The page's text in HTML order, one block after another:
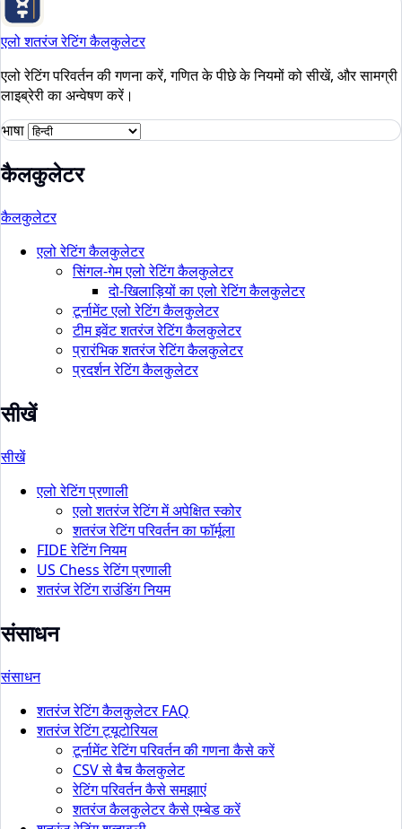
एलो शतरंज रेटिंग कैलकुलेटर
एलो रेटिंग परिवर्तन की गणना करें, गणित के पीछे के नियमों को सीखें, और सामग्री
लाइब्रेरी का अन्वेषण करें।
भाषा
कैलकुलेटर
कैलकुलेटर
एलो रेटिंग कैलकुलेटर
सिंगल-गेम एलो रेटिंग कैलकुलेटर
दो-खिलाड़ियों का एलो रेटिंग कैलकुलेटर
टूर्नामेंट एलो रेटिंग कैलकुलेटर
टीम इवेंट शतरंज रेटिंग कैलकुलेटर
प्रारंभिक शतरंज रेटिंग कैलकुलेटर
प्रदर्शन रेटिंग कैलकुलेटर
सीखें
सीखें
एलो रेटिंग प्रणाली
एलो शतरंज रेटिंग में अपेक्षित स्कोर
शतरंज रेटिंग परिवर्तन का फॉर्मूला
FIDE रेटिंग नियम
US Chess रेटिंग प्रणाली
शतरंज रेटिंग राउंडिंग नियम
संसाधन
संसाधन
शतरंज रेटिंग कैलकुलेटर FAQ
शतरंज रेटिंग ट्यूटोरियल
टूर्नामेंट रेटिंग परिवर्तन की गणना कैसे करें
CSV से बैच कैलकुलेट
रेटिंग परिवर्तन कैसे समझाएं
शतरंज कैलकुलेटर कैसे एम्बेड करें